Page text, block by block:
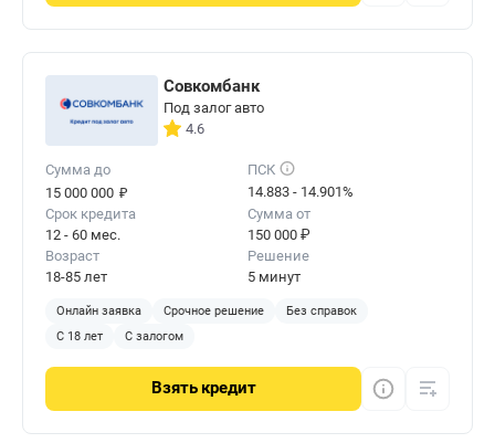
Совкомбанк
Под залог авто
4.6
Сумма до
15 000 000 ₽
ПСК
14.883 - 14.901%
Срок кредита
12 - 60 мес.
Сумма от
150 000 ₽
Возраст
18-85 лет
Решение
5 минут
Онлайн заявка Срочное решение
Без справок
С 18 лет
С залогом
Взять кредит